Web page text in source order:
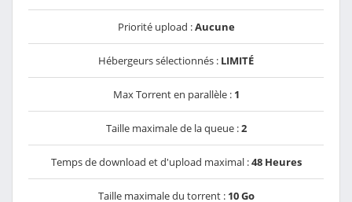
Priorité upload :Aucune
Hébergeurs sélectionnés : LIMITÉ
Max Torrent en parallèle : 1
Taille maximale de la queue :2
Temps de download et d'upload maximal :48 Heures
Taille maximale du torrent : 10 Go